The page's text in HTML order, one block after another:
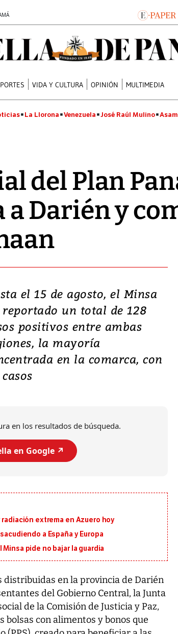
VIDA Y CULTURA OPINIÓN MULTIMEDIA
La Llorona Venezuela José Raúl Mulino
del Plan
Darién y
el 15 de agosto, el Minsa
reportado un total de 128
positivos entre ambas
la mayoría
en la comarca, con
en los resultados de búsqueda.
en Google ↗️
radiación extrema en Azuero hoy
a España y Europa
Minsa pide no bajar la guardia
distribuidas en la provincia de Darién
del Gobierno Central, la Junta
de la Comisión de Justicia y Paz,
con alimentos y bonos que
Video: Lula lanza su
candidatura con
promesas de inversión
en defensa, educación y
tierras raras
presidente de Brasil, Luiz Inácio Lula